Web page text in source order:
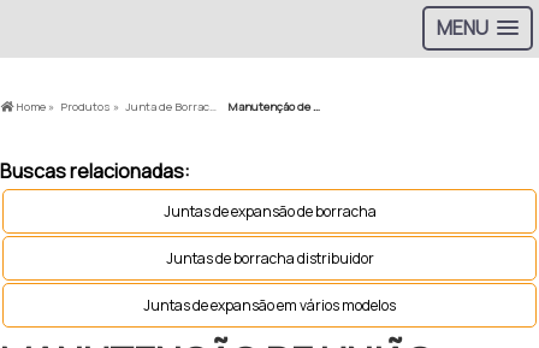
MENU
Home » Produtos » Junta de Borracha » Manutenção de união giratória
Buscas relacionadas:
Juntas de expansão de borracha
Juntas de borracha distribuidor
Juntas de expansão em vários modelos